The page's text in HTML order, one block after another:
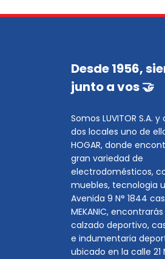
Desde 1956,
junto a vos 🤝
Somos LUVITOR S.A.
dos locales uno de
HOGAR, donde
gran variedad de
electrodomésticos,
muebles, tecnologia
Avenida 9 N° 1844
MEKANIC,
calzado deportivo,
e indumentaria
ubicado en la calle 21